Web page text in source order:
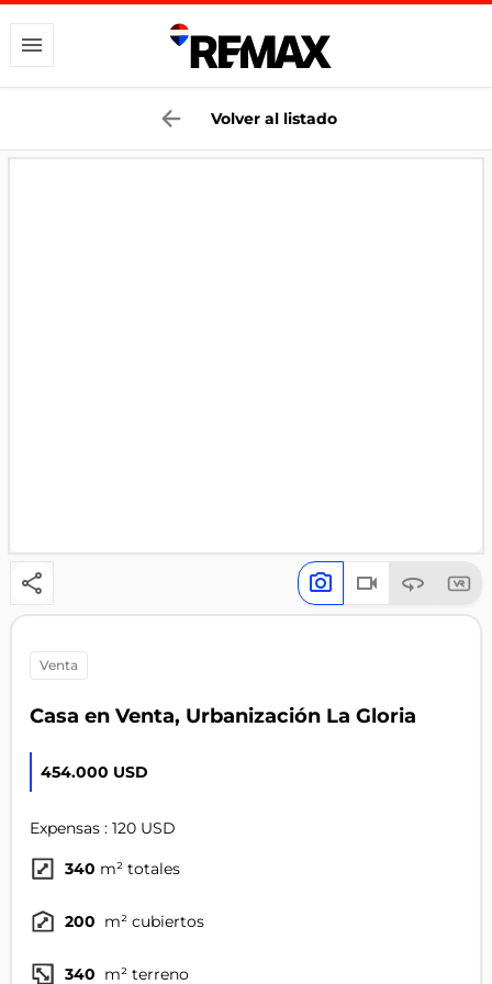
Volver al listado
venta
Casa en Venta, Urbanización La Gloria
454.000 USD
Expensas : 120 USD
340 m² totales
200 m² cubiertos
340 m² terreno